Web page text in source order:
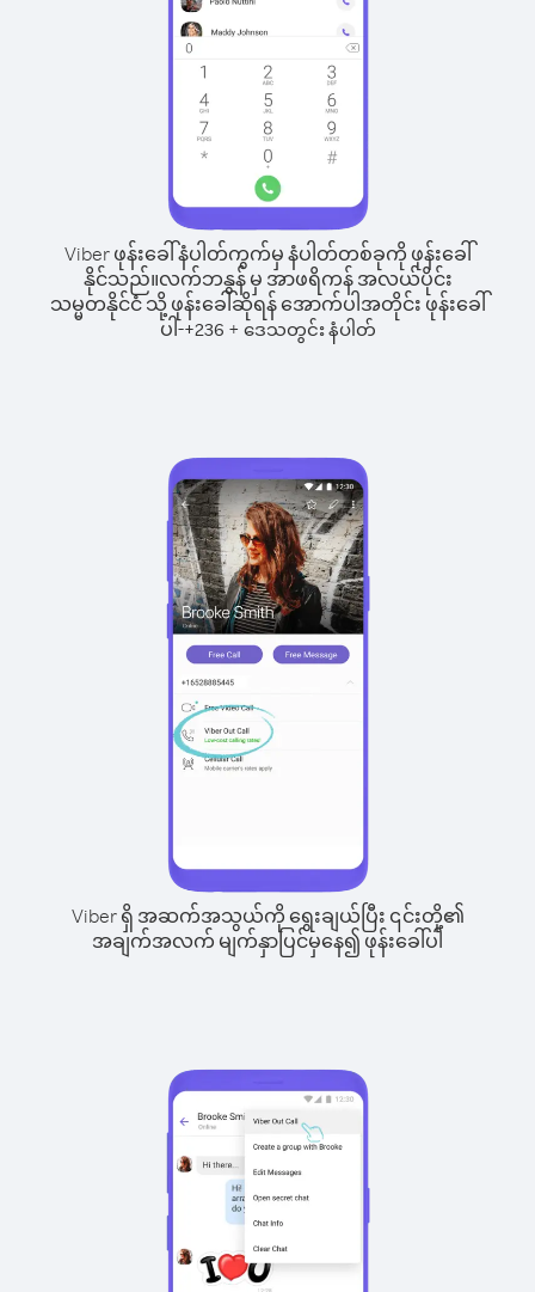
Viber ဖုန်းခေါ်နံပါတ်ကွက်မှ နံပါတ်တစ်ခုကို ဖုန်းခေါ်
နိုင်သည်။လက်ဘနွန် မှ အာဖရိကန် အလယ်ပိုင်း
သမ္မတနိုင်ငံ သို့ ဖုန်းခေါ်ဆိုရန် အောက်ပါအတိုင်း ဖုန်းခေါ်
ပါ-+236 + ဒေသတွင်း နံပါတ်
Viber ရှိ အဆက်အသွယ်ကို ရွေးချယ်ပြီး ၎င်းတို့၏
အချက်အလက် မျက်နှာပြင်မှနေ၍ ဖုန်းခေါ်ပါ